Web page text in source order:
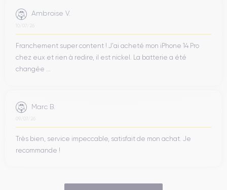
Ambroise V.
10/07/26
Franchement super content ! J'ai acheté mon iPhone 14 Pro
chez eux et rien à redire, il est nickel. La batterie a été
changée ...
Marc B.
09/07/26
Très bien, service impeccable, satisfait de mon achat. Je
recommande !